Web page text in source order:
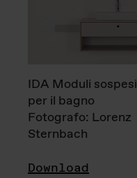
IDA Moduli sospesi
per il bagno
Fotografo: Lorenz
Sternbach
Download